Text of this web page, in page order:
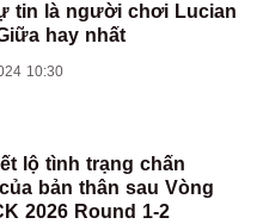
tin là người chơi Lucian
hay nhất
10:30
lộ tình trạng chấn
bản thân sau Vòng
2026 Round 1-2